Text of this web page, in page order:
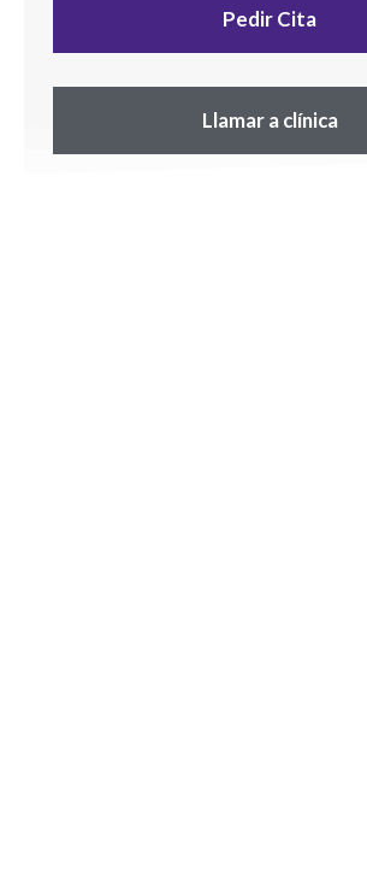
Pedir Cita
Llamar a clínica